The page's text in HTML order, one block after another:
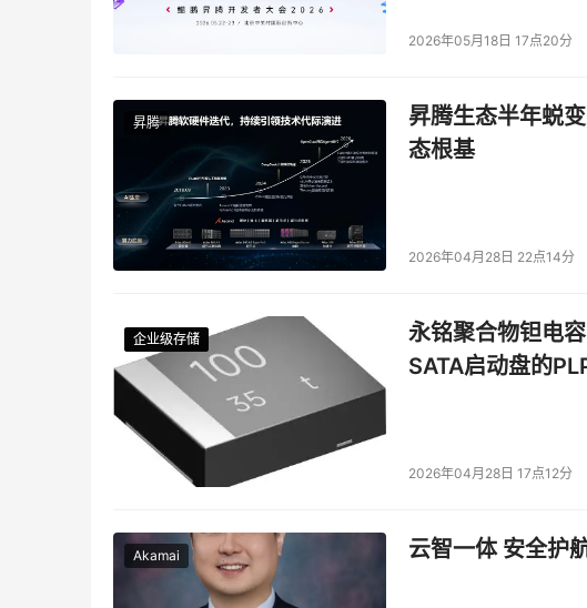
本文来源于DOIT传媒，文章内容仅供参考，不构成投资建议。
2026年05月18日 17点20分
昇腾
昇腾生态半年蜕
态根基
2026年04月28日 22点14分
企业级存储
企业级存储
企业级存储
企业级存储
永铭聚合物钽电
SATA启动盘的
2026年04月28日 17点12分
Akamai 云智一体 安全护